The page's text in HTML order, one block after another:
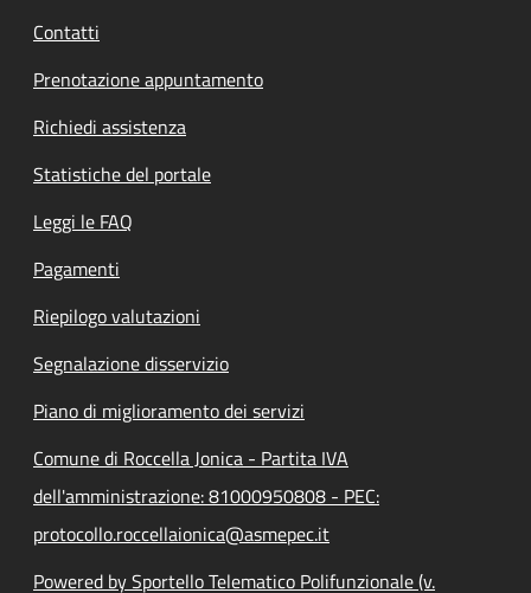
Contatti
Prenotazione appuntamento
Richiedi assistenza
Statistiche del portale
Leggi le FAQ
Pagamenti
Riepilogo valutazioni
Segnalazione disservizio
Piano di miglioramento dei servizi
Comune di Roccella Jonica - Partita IVA
dell'amministrazione: 81000950808 - PEC:
protocollo.roccellaionica@asmepec.it
Powered by Sportello Telematico Polifunzionale (v.